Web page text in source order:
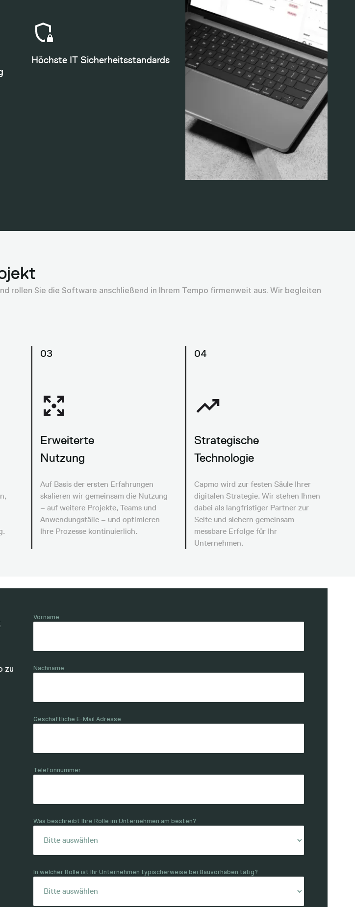
Höchste IT Sicherheitsstandards
rollen Sie die Software anschließend in Ihrem Tempo firmenweit aus. Wir begleiten
03
Erweiterte
Nutzung
Auf Basis der ersten Erfahrungen
skalieren wir gemeinsam die Nutzung
– auf weitere Projekte, Teams und
Anwendungsfälle – und optimieren
Ihre Prozesse kontinuierlich.
04
Strategische
Technologie
Capmo wird zur festen Säule Ihrer
digitalen Strategie. Wir stehen Ihnen
dabei als langfristiger Partner zur
Seite und sichern gemeinsam
messbare Erfolge für Ihr
Unternehmen.
zu
Vorname
Nachname
Geschäftliche E-Mail Adresse
Telefonnummer
Was beschreibt Ihre Rolle im Unternehmen am besten?
In welcher Rolle ist Ihr Unternehmen typischerweise bei Bauvorhaben tätig?